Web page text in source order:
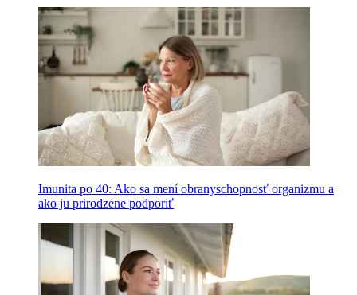
Imunita po 40: Ako sa mení obranyschopnosť organizmu a
ako ju prirodzene podporiť